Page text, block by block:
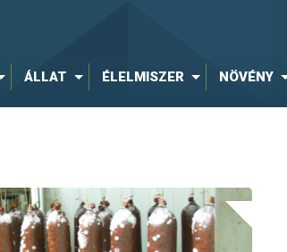
ÁLLAT ÉLELMISZER NÖVÉNY